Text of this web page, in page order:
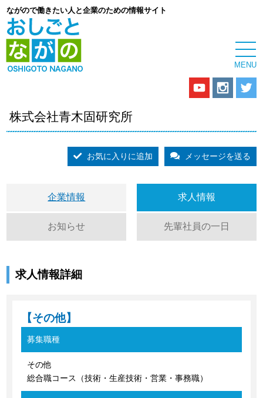
ながので働きたい人と企業のための情報サイト
株式会社青木固研究所
お気に入りに追加 メッセージを送る
企業情報 求人情報
お知らせ 先輩社員の一日
求人情報詳細
【その他】
募集職種
その他
総合職コース（技術・生産技術・営業・事務職）